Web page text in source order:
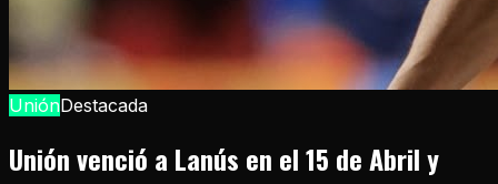
UniónDestacada
Unión venció a Lanús en el 15 de Abril y